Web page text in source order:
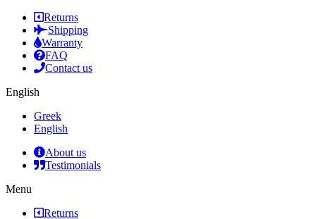
Returns
Shipping
Warranty
FAQ
Contact us
English
Greek
English
About us
Testimonials
Menu
Returns